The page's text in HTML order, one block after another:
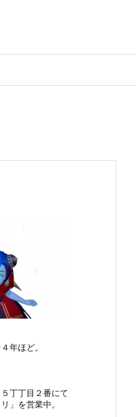
年ほど。
丁丁目２番にて
」を営業中。